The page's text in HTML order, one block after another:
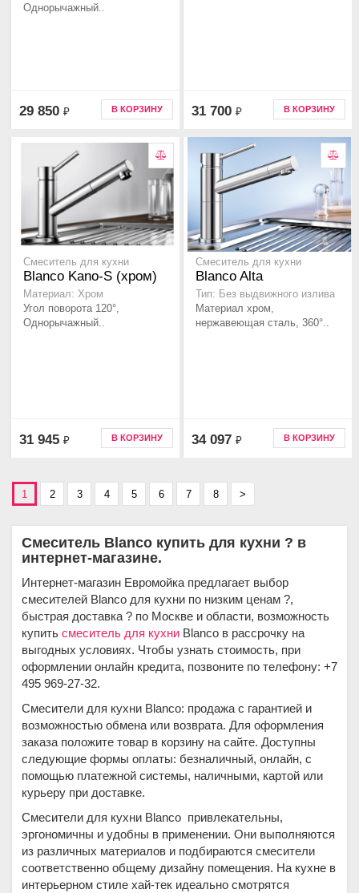
Однорычажный..
29 850 ₽ В КОРЗИНУ 31 700 ₽ В КОРЗИНУ
Смеситель для кухни
Blanco Kano-S (хром)
Материал: Хром
Угол поворота 120°,
Однорычажный..
31 945 ₽ В КОРЗИНУ
Смеситель для кухни
Blanco Alta
Тип: Без выдвижного излива
Материал хром,
нержавеющая сталь, 360°..
34 097 ₽ В КОРЗИНУ
1 2 3 4 5 6 7 8 >
Смеситель Blanco купить для кухни ? в
интернет-магазине.
Интернет-магазин Евромойка предлагает выбор
смесителей Blanco для кухни по низким ценам ?,
быстрая доставка ? по Москве и области, возможность
купить смеситель для кухни Blanco в рассрочку на
выгодных условиях. Чтобы узнать стоимость, при
оформлении онлайн кредита, позвоните по телефону: +7
495 969-27-32.
Смесители для кухни Blanco: продажа с гарантией и
возможностью обмена или возврата. Для оформления
заказа положите товар в корзину на сайте. Доступны
следующие формы оплаты: безналичный, онлайн, с
помощью платежной системы, наличными, картой или
курьеру при доставке.
Смесители для кухни Blanco привлекательны,
эргономичны и удобны в применении. Они выполняются
из различных материалов и подбираются смесители
соответственно общему дизайну помещения. На кухне в
интерьерном стиле хай-тек идеально смотрятся